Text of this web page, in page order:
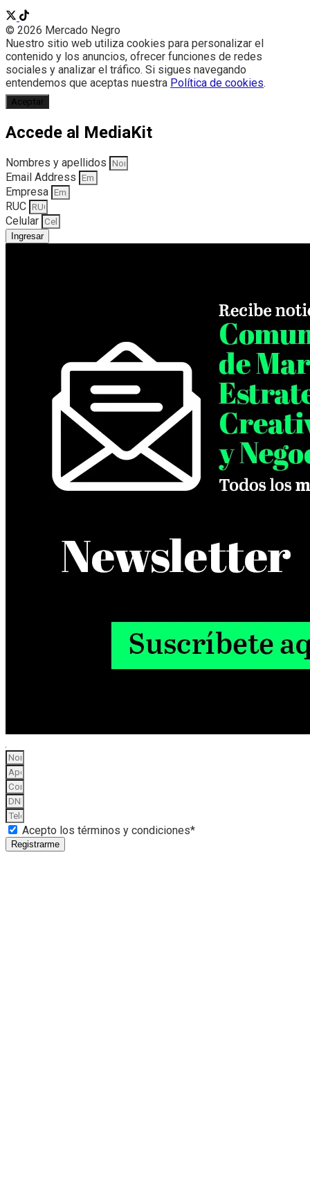
© 2026 Mercado Negro
Nuestro sitio web utiliza cookies para personalizar el
contenido y los anuncios, ofrecer funciones de redes
sociales y analizar el tráfico. Si sigues navegando
entendemos que aceptas nuestra Política de cookies.
Aceptar
Accede al MediaKit
Nombres y apellidos
Email Address
Empresa
RUC
Celular
Ingresar
Acepto los términos y condiciones*
Registrarme